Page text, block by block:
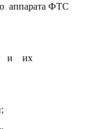
аппарата ФТС
и их